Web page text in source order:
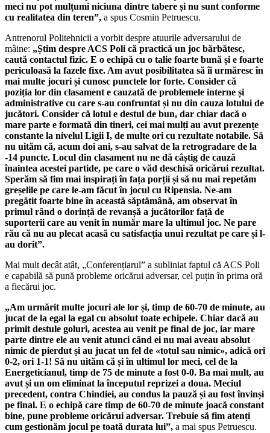
meci nu pot mulțumi niciuna dintre tabere și nu sunt conforme
cu realitatea din teren”, a spus Cosmin Petruescu.
Antrenorul Politehnicii a vorbit despre atuurile adversarului de
mâine: „Știm despre ACS Poli că practică un joc bărbătesc,
caută contactul fizic. E o echipă cu o talie foarte bună și e foarte
periculoasă la fazele fixe. Am avut posibilitatea să îi urmăresc în
mai multe jocuri și cunosc punctele lor forte. Consider că
poziția lor din clasament e cauzată de problemele interne și
administrative cu care s-au confruntat și nu din cauza lotului de
jucători. Consider că lotul e destul de bun, dar chiar dacă o
mare parte e formată din tineri, cei mai mulți au avut prezențe
constante la nivelul Ligii I, de multe ori cu rezultate notabile. Să
nu uităm că, acum doi ani, s-au salvat de la retrogradare de la
-14 puncte. Locul din clasament nu ne dă câștig de cauză
înaintea acestei partide, pe care o văd deschisă oricărui rezultat.
Sperăm să fim mai inspirați în fața porții și să nu mai repetăm
greșelile pe care le-am făcut în jocul cu Ripensia. Ne-am
pregătit foarte bine în această săptămână, am observat în
primul rând o dorință de revanșă a jucătorilor față de
suporterii care au venit în număr mare la ultimul joc. Ne pare
rău că nu au plecat acasă cu satisfacția unui rezultat pe care și l-
au dorit”.
Mai mult decât atât, „Conferențiarul” a subliniat faptul că ACS Poli
e capabilă să pună probleme oricărui adversar, cel puțin în prima oră
a fiecărui joc.
„Am urmărit multe jocuri ale lor și, timp de 60-70 de minute, au
jucat de la egal la egal cu absolut toate echipele. Chiar dacă au
primit destule goluri, acestea au venit pe final de joc, iar mare
parte dintre ele au venit atunci când ei nu mai aveau absolut
nimic de pierdut și au jucat un fel de «totul sau nimic», adică ori
0-2, ori 1-1! Să nu uităm că și în ultimul lor meci, cel de la
Energeticianul, timp de 75 de minute a fost 0-0. Ba mai mult, au
avut și un om eliminat la începutul reprizei a doua. Meciul
precedent, contra Chindiei, au condus la pauză și au fost învinși
pe final. E o echipă care timp de 60-70 de minute joacă constant
bine, pune probleme oricărui adversar. Trebuie să fim atenți
cum gestionăm jocul pe toată durata lui”, a mai spus Petruescu.